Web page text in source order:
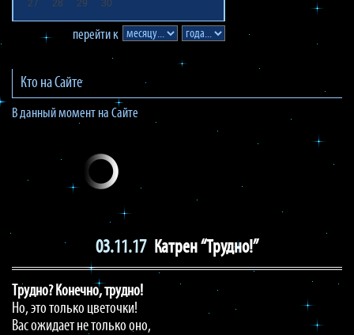
27
28 29 30
перейти к
Кто на Сайте
В данный момент на Сайте
03.11.17 Катрен “Трудно!”
Трудно? Конечно,трудно!
Но, это только цветочки!
Вас ожидает не только оно,